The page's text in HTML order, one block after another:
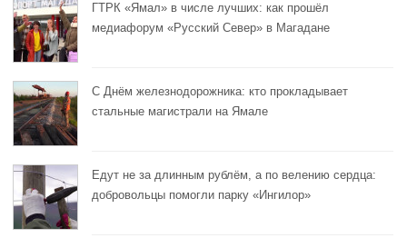
ГТРК «Ямал» в числе лучших: как прошёл
медиафорум «Русский Север» в Магадане
С Днём железнодорожника: кто прокладывает
стальные магистрали на Ямале
Едут не за длинным рублём, а по велению сердца:
добровольцы помогли парку «Ингилор»